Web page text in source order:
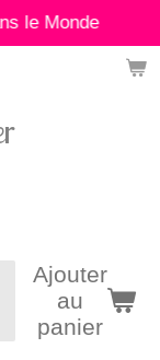
le Monde
Ajouter
au
panier